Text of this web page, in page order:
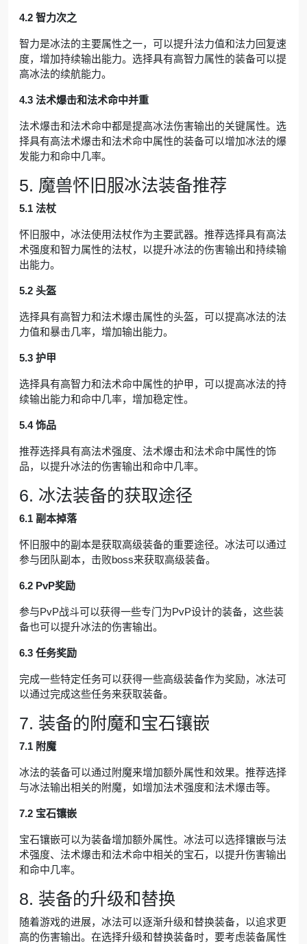
4.2 智力次之
智力是冰法的主要属性之一，可以提升法力值和法力回复速
度，增加持续输出能力。选择具有高智力属性的装备可以提
高冰法的续航能力。
4.3 法术爆击和法术命中并重
法术爆击和法术命中都是提高冰法伤害输出的关键属性。选
择具有高法术爆击和法术命中属性的装备可以增加冰法的爆
发能力和命中几率。
5. 魔兽怀旧服冰法装备推荐
5.1 法杖
怀旧服中，冰法使用法杖作为主要武器。推荐选择具有高法
术强度和智力属性的法杖，以提升冰法的伤害输出和持续输
出能力。
5.2 头盔
选择具有高智力和法术爆击属性的头盔，可以提高冰法的法
力值和暴击几率，增加输出能力。
5.3 护甲
选择具有高智力和法术命中属性的护甲，可以提高冰法的持
续输出能力和命中几率，增加稳定性。
5.4 饰品
推荐选择具有高法术强度、法术爆击和法术命中属性的饰
品，以提升冰法的伤害输出和命中几率。
6. 冰法装备的获取途径
6.1 副本掉落
怀旧服中的副本是获取高级装备的重要途径。冰法可以通过
参与团队副本，击败boss来获取高级装备。
6.2 PvP奖励
参与PvP战斗可以获得一些专门为PvP设计的装备，这些装
备也可以提升冰法的伤害输出。
6.3 任务奖励
完成一些特定任务可以获得一些高级装备作为奖励，冰法可
以通过完成这些任务来获取装备。
7. 装备的附魔和宝石镶嵌
7.1 附魔
冰法的装备可以通过附魔来增加额外属性和效果。推荐选择
与冰法输出相关的附魔，如增加法术强度和法术爆击等。
7.2 宝石镶嵌
宝石镶嵌可以为装备增加额外属性。冰法可以选择镶嵌与法
术强度、法术爆击和法术命中相关的宝石，以提升伤害输出
和命中几率。
8. 装备的升级和替换
随着游戏的进展，冰法可以逐渐升级和替换装备，以追求更
高的伤害输出。在选择升级和替换装备时，要考虑装备属性